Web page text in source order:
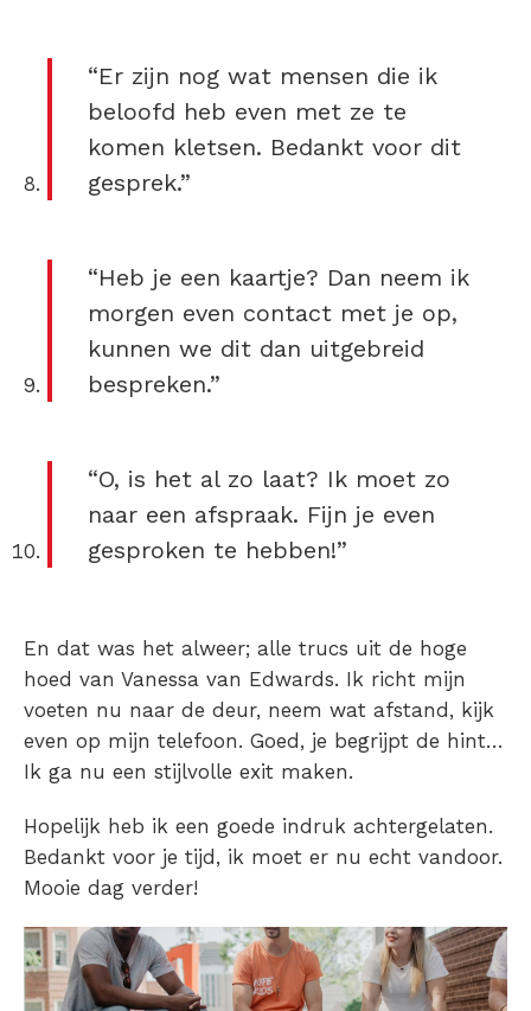
“Er zijn nog wat mensen die ik
beloofd heb even met ze te
komen kletsen. Bedankt voor dit
gesprek.”
“Heb je een kaartje? Dan neem ik
morgen even contact met je op,
kunnen we dit dan uitgebreid
bespreken.”
“O, is het al zo laat? Ik moet zo
naar een afspraak. Fijn je even
gesproken te hebben!”
En dat was het alweer; alle trucs uit de hoge
hoed van Vanessa van Edwards. Ik richt mijn
voeten nu naar de deur, neem wat afstand, kijk
even op mijn telefoon. Goed, je begrijpt de hint…
Ik ga nu een stijlvolle exit maken.
Hopelijk heb ik een goede indruk achtergelaten.
Bedankt voor je tijd, ik moet er nu echt vandoor.
Mooie dag verder!